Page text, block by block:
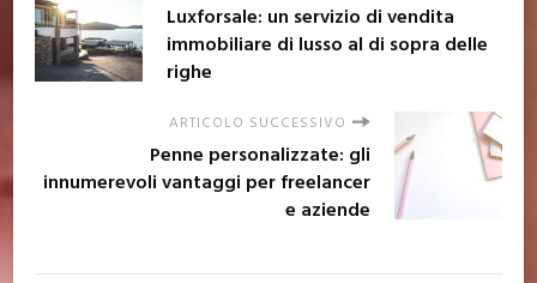
Luxforsale: un servizio di vendita
immobiliare di lusso al di sopra delle
righe
ARTICOLO SUCCESSIVO
Penne personalizzate: gli
innumerevoli vantaggi per freelancer
e aziende